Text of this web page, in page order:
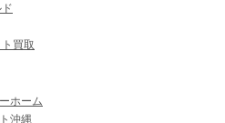
買取
ホーム
沖縄